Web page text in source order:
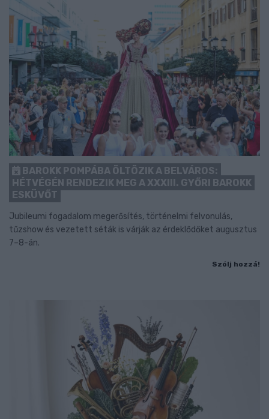
BAROKK POMPÁBA ÖLTÖZIK A BELVÁROS:
HÉTVÉGÉN RENDEZIK MEG A XXXIII. GYŐRI BAROKK
ESKÜVŐT
Jubileumi fogadalom megerősítés, történelmi felvonulás,
tűzshow és vezetett séták is várják az érdeklődőket augusztus
7–8-án.
Szólj hozzá!